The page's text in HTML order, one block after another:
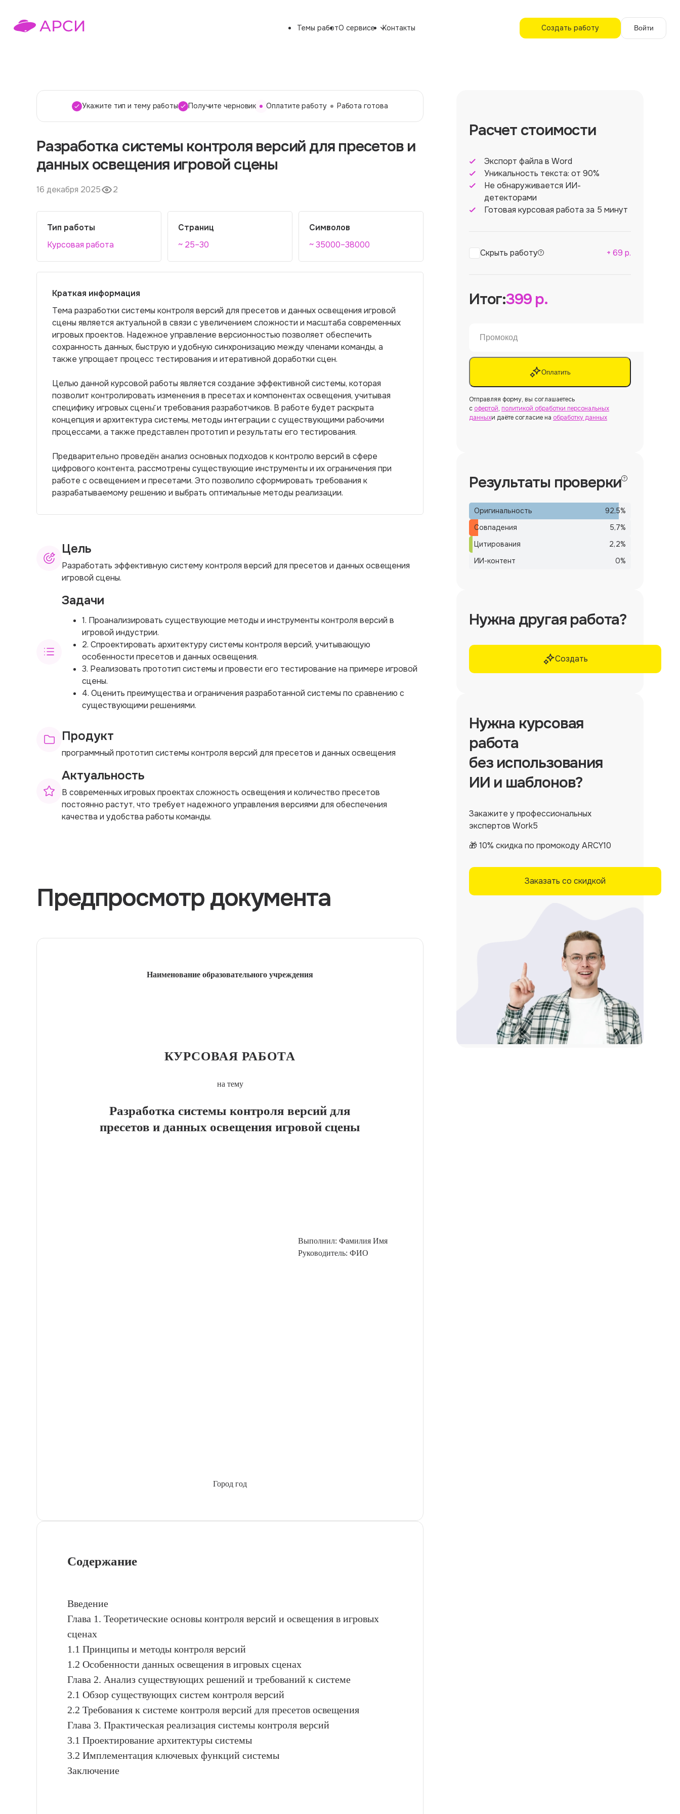
Темы работО сервисе Контакты Создать работу Войти
Укажите тип и тему работы Получите черновик Оплатите работу Работа готова
Разработка системы контроля версий для пресетов и
данных освещения игровой сцены
16 декабря 2025 2
Тип работы
Курсовая работа
Страниц
~ 25–30
Символов
~ 35000–38000
Краткая информация
Тема разработки системы контроля версий для пресетов и данных освещения игровой
сцены является актуальной в связи с увеличением сложности и масштаба современных
игровых проектов. Надежное управление версионностью позволяет обеспечить
сохранность данных, быструю и удобную синхронизацию между членами команды, а
также упрощает процесс тестирования и итеративной доработки сцен.
Целью данной курсовой работы является создание эффективной системы, которая
позволит контролировать изменения в пресетах и компонентах освещения, учитывая
специфику игровых сцены̆ и требования разработчиков. В работе будет раскрыта
концепция и архитектура системы, методы интеграции с существующими рабочими
процессами, а также представлен прототип и результаты его тестирования.
Предварительно проведён анализ основных подходов к контролю версий в сфере
цифрового контента, рассмотрены существующие инструменты и их ограничения при
работе с освещением и пресетами. Это позволило сформировать требования к
разрабатываемому решению и выбрать оптимальные методы реализации.
Цель
Разработать эффективную систему контроля версий для пресетов и данных освещения
игровой сцены.
Задачи
1. Проанализировать существующие методы и инструменты контроля версий в
игровой индустрии.
2. Спроектировать архитектуру системы контроля версий, учитывающую
особенности пресетов и данных освещения.
3. Реализовать прототип системы и провести его тестирование на примере игровой
сцены.
4. Оценить преимущества и ограничения разработанной системы по сравнению с
существующими решениями.
Продукт
программный прототип системы контроля версий для пресетов и данных освещения
Актуальность
В современных игровых проектах сложность освещения и количество пресетов
постоянно растут, что требует надежного управления версиями для обеспечения
качества и удобства работы команды.
Предпросмотр документа
Наименование образовательного учреждения
КУРСОВАЯ РАБОТА
на тему
Разработка системы контроля версий для
пресетов и данных освещения игровой сцены
Выполнил: Фамилия Имя
Руководитель: ФИО
Город год
Содержание
Введение
Глава 1. Теоретические основы контроля версий и освещения в игровых
сценах
1.1 Принципы и методы контроля версий
1.2 Особенности данных освещения в игровых сценах
Глава 2. Анализ существующих решений и требований к системе
2.1 Обзор существующих систем контроля версий
2.2 Требования к системе контроля версий для пресетов освещения
Глава 3. Практическая реализация системы контроля версий
3.1 Проектирование архитектуры системы
3.2 Имплементация ключевых функций системы
Заключение
Расчет стоимости
Экспорт файла в Word
Уникальность текста: от 90%
Не обнаруживается ИИ-
детекторами
Готовая курсовая работа за 5 минут
Скрыть работу + 69 р.
Итог:399р.
Оплатить
Отправляя форму, вы соглашаетесь
с офертой, политикой обработки персональных
данныхи даёте согласие на обработку данных
Результаты проверки
Оригинальность 92,5%
Совпадения
5,7%
Цитирования
2,2%
ИИ-контент
0%
Нужна другая работа?
Создать
Нужна курсовая
работа
без использования
ИИ и шаблонов?
Закажите у профессиональных
экспертов Work5
🎁 10% скидка по промокоду ARCY10
Заказать со скидкой